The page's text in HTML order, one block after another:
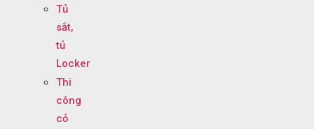
Tủ
sắt,
tủ
Locker
Thi
công
cỏ